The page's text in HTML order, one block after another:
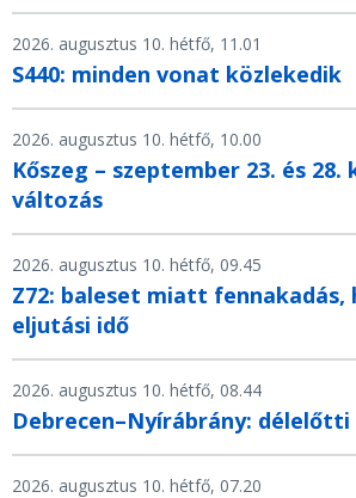
2026. augusztus 10. hétfő, 11.01
S440: minden vonat közlekedik
2026. augusztus 10. hétfő, 10.00
Kőszeg – szeptember 23. és
változás
2026. augusztus 10. hétfő, 09.45
Z72: baleset miatt fennakadás,
eljutási idő
2026. augusztus 10. hétfő, 08.44
Debrecen–Nyírábrány:
2026. augusztus 10. hétfő, 07.20